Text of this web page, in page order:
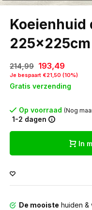
214,99 193,49
Je bespaart €21,50 (10%)
Gratis verzending
Op voorraad (Nog
1-2 dagen
In
De mooiste huiden &